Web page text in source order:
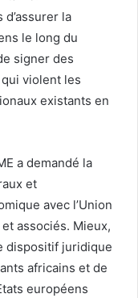
la
le long du
signer des
violent les
existants en
a demandé la
et
avec l’Union
associés. Mieux,
dispositif juridique
africains et de
européens